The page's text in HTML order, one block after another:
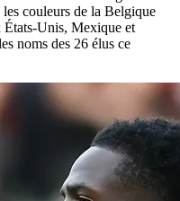
couleurs de la Belgique
États-Unis, Mexique et
noms des 26 élus ce